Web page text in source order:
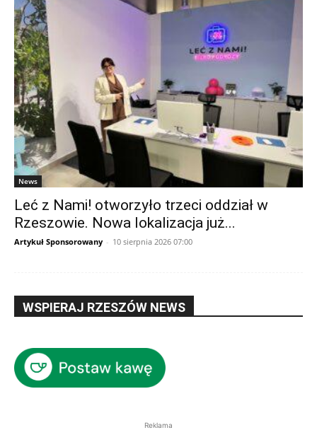
News
Leć z Nami! otworzyło trzeci oddział w
Rzeszowie. Nowa lokalizacja już...
Artykuł Sponsorowany - 10 sierpnia 2026 07:00
WSPIERAJ RZESZÓW NEWS
Reklama